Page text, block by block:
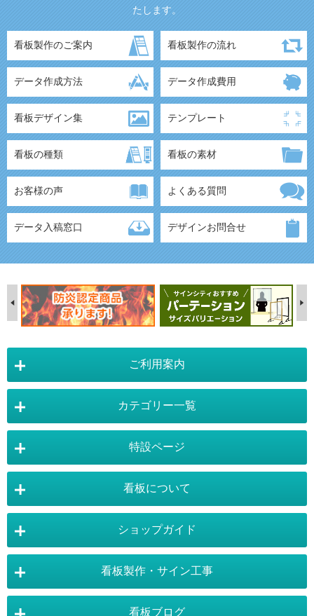
たします。
看板製作のご案内 看板製作の流れ
データ作成方法 データ作成費用
看板デザイン集 テンプレート
看板の種類 看板の素材
お客様の声 よくある質問
データ入稿窓口 デザインお問合せ
ご利用案内
店舗詳細情報
運営会社 :株式会社トレード
〒454-0011 愛知県 名古屋市中川区山王4-5-10
TEL:052-265-7603 FAX:052-350-2662
お気軽にお問い合わせ下さい。
お問合せ
カテゴリー一覧
スタンド看板：オプション バナースタンド
自立看板 フロアサイン／路面表示
壁面看板
ポスターフレーム イーゼル
特設ページ
バナースタンド特設ページ 大型看板・突出看板特設ページ
イーゼルスタンド特設ページ ホワイトボード特設ページ
看板について
看板設置のきまり 看板の用語集
ショップガイド
お支払い方法 送料・納期・配送
看板製作・サイン工事
看板ブログ